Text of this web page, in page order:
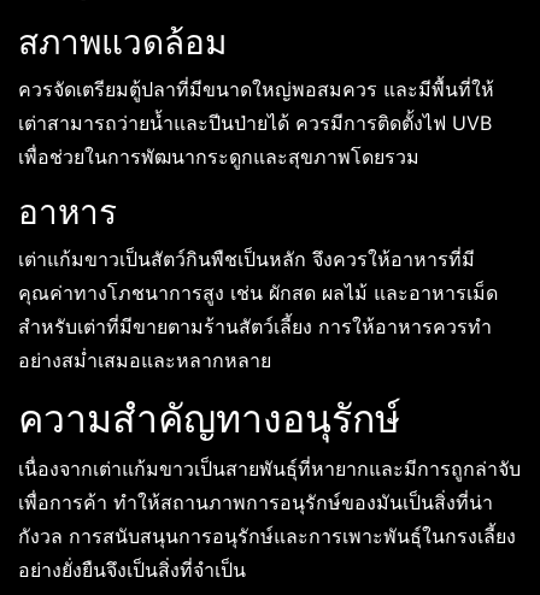
สภาพแวดล้อม
ควรจัดเตรียมตู้ปลาที่มีขนาดใหญ่พอสมควร และมีพื้นที่ให้
เต่าสามารถว่ายน้ำและปีนป่ายได้ ควรมีการติดตั้งไฟ UVB
เพื่อช่วยในการพัฒนากระดูกและสุขภาพโดยรวม
อาหาร
เต่าแก้มขาวเป็นสัตว์กินพืชเป็นหลัก จึงควรให้อาหารที่มี
คุณค่าทางโภชนาการสูง เช่น ผักสด ผลไม้ และอาหารเม็ด
สำหรับเต่าที่มีขายตามร้านสัตว์เลี้ยง การให้อาหารควรทำ
อย่างสม่ำเสมอและหลากหลาย
ความสำคัญทางอนุรักษ์
เนื่องจากเต่าแก้มขาวเป็นสายพันธุ์ที่หายากและมีการถูกล่าจับ
เพื่อการค้า ทำให้สถานภาพการอนุรักษ์ของมันเป็นสิ่งที่น่า
กังวล การสนับสนุนการอนุรักษ์และการเพาะพันธุ์ในกรงเลี้ยง
อย่างยั่งยืนจึงเป็นสิ่งที่จำเป็น